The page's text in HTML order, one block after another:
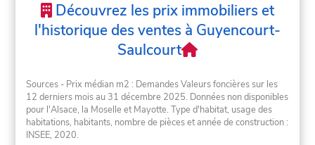
Découvrez les prix immobiliers et
l'historique des ventes à Guyencourt-
Saulcourt
Sources - Prix médian m2 : Demandes Valeurs foncières sur les
12 derniers mois au 31 décembre 2025. Données non disponibles
pour l'Alsace, la Moselle et Mayotte. Type d'habitat, usage des
habitations, habitants, nombre de pièces et année de construction :
INSEE, 2020.